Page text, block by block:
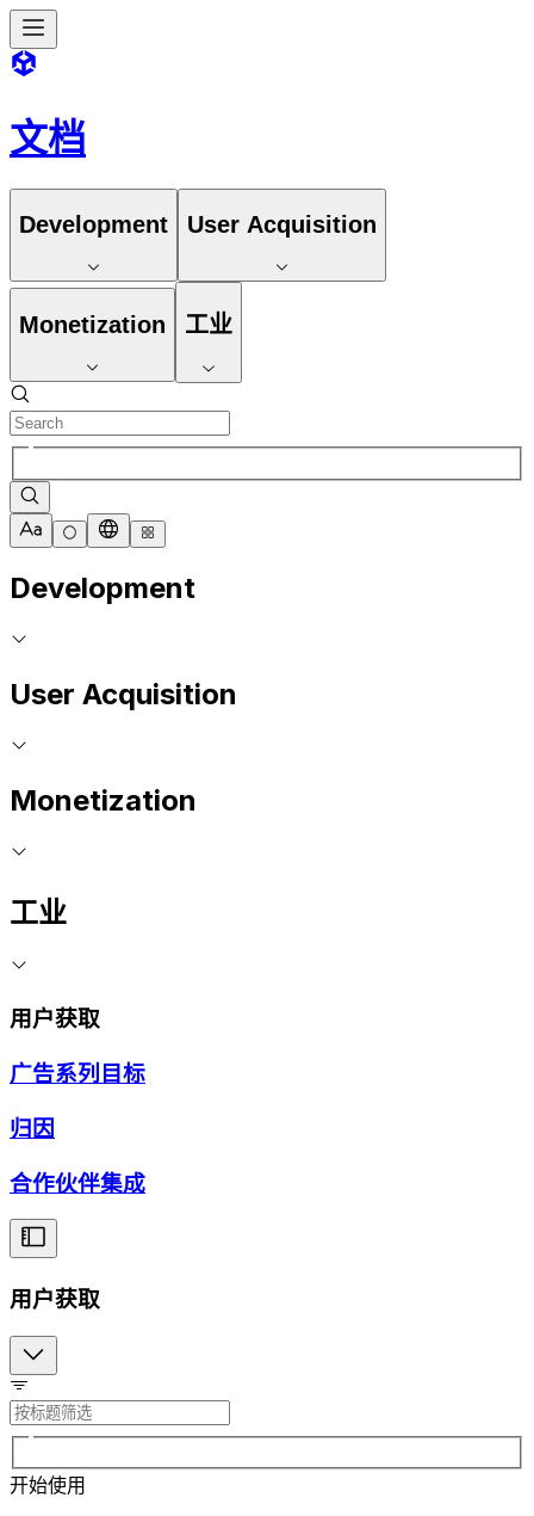
文档
Development User Acquisition
Monetization 工业
Development
User Acquisition
Monetization
工业
用户获取
广告系列目标
归因
合作伙伴集成
用户获取
开始使用